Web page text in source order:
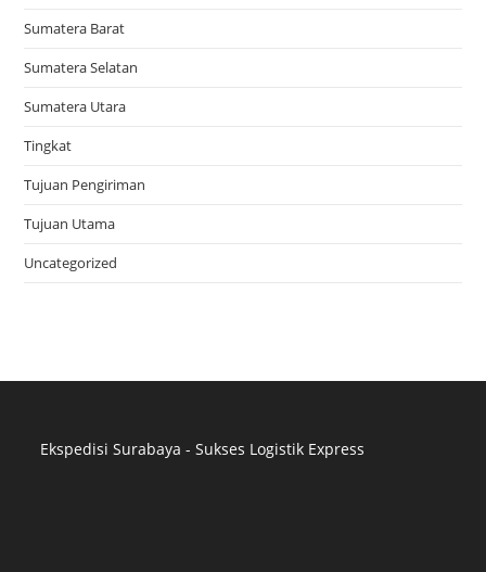
Sumatera Barat
Sumatera Selatan
Sumatera Utara
Tingkat
Tujuan Pengiriman
Tujuan Utama
Uncategorized
Ekspedisi Surabaya - Sukses Logistik Express